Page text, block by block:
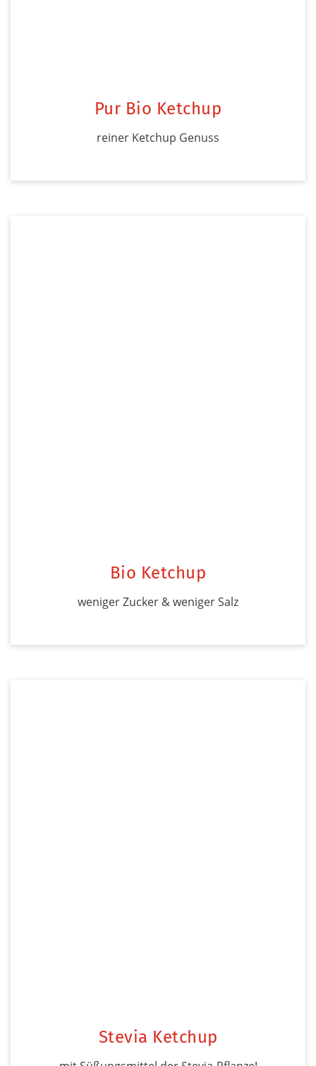
Pur Bio Ketchup
reiner Ketchup Genuss
Bio Ketchup
weniger Zucker & weniger Salz
Stevia Ketchup